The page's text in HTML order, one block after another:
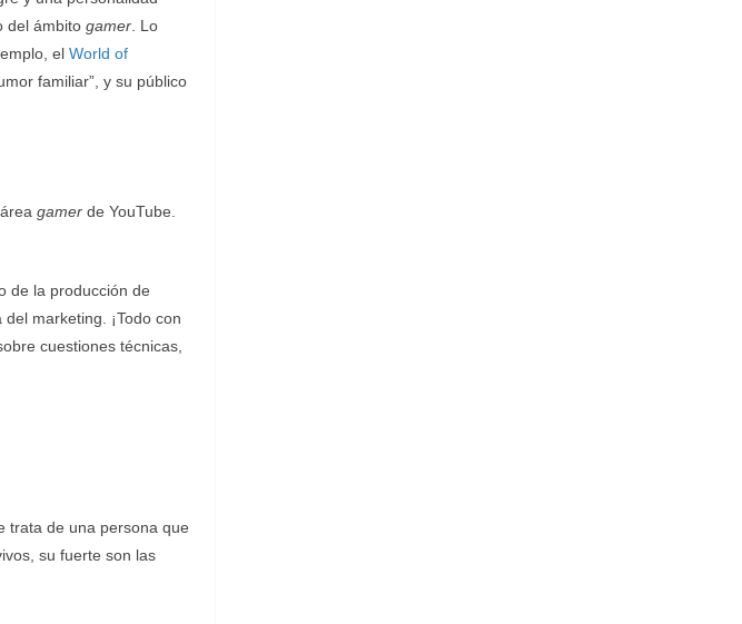
del ámbito gamer . Lo
el World of
familiar”, y su público
gamer de YouTube.
de la producción de
marketing. ¡Todo con
cuestiones técnicas,
trata de una persona que
su fuerte son las